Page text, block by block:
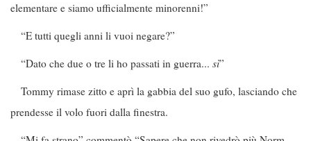
elementare e siamo ufficialmente minorenni!”
“E tutti quegli anni li vuoi negare?”
“Dato che due o tre li ho passati in guerra...sì”
Tommy rimase zitto e aprì la gabbia del suo gufo, lasciando che
prendesse il volo fuori dalla finestra.